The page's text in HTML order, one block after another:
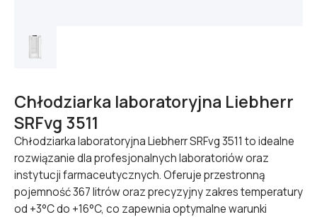
Chłodziarka laboratoryjna Liebherr
SRFvg 3511
Chłodziarka laboratoryjna Liebherr SRFvg 3511 to idealne
rozwiązanie dla profesjonalnych laboratoriów oraz
instytucji farmaceutycznych. Oferuje przestronną
pojemność 367 litrów oraz precyzyjny zakres temperatury
od +3°C do +16°C, co zapewnia optymalne warunki